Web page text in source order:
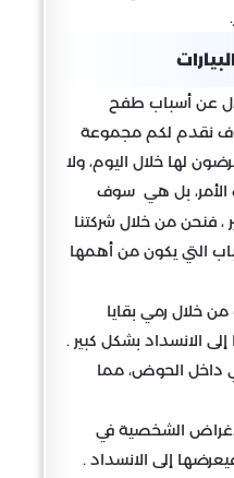
عن أسباب طفح
نقدم لكم مجموعة
لها خلال اليوم، ولا
الأمر، بل هي سوف
فنحن من خلال شركتنا
التي يكون من أهمها
من خلال رمي بقايا
الانسداد بشكل كبير .
داخل الحوض، مما
الشخصية في
إلى الانسداد .